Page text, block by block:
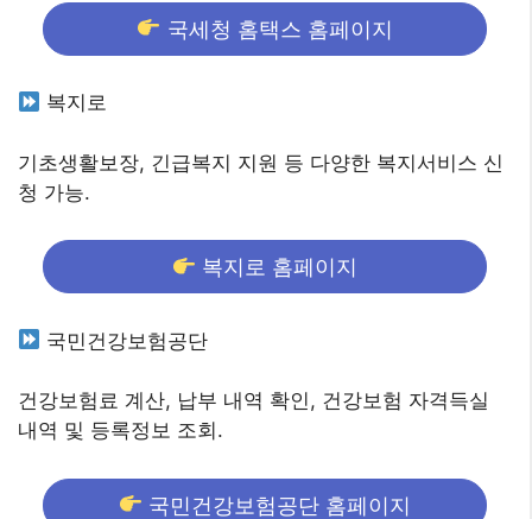
국세청 홈택스 홈페이지
복지로
기초생활보장, 긴급복지 지원 등 다양한 복지서비스 신
청 가능.
복지로 홈페이지
국민건강보험공단
건강보험료 계산, 납부 내역 확인, 건강보험 자격득실
내역 및 등록정보 조회.
국민건강보험공단 홈페이지